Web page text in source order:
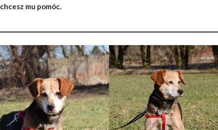
chcesz mu pomóc.